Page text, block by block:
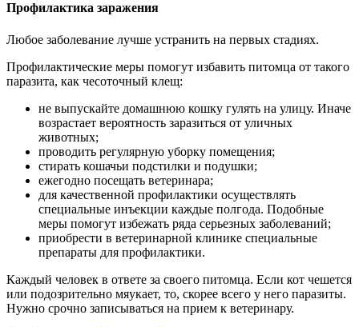
Профилактика заражения
Любое заболевание лучше устранить на первых стадиях.
Профилактические меры помогут избавить питомца от такого
паразита, как чесоточный клещ:
не выпускайте домашнюю кошку гулять на улицу. Иначе
возрастает вероятность заразиться от уличных
животных;
проводить регулярную уборку помещения;
стирать кошачьи подстилки и подушки;
ежегодно посещать ветеринара;
для качественной профилактики осуществлять
специальные инъекции каждые полгода. Подобные
меры помогут избежать ряда серьезных заболеваний;
приобрести в ветеринарной клинике специальные
препараты для профилактики.
Каждый человек в ответе за своего питомца. Если кот чешется
или подозрительно мяукает, то, скорее всего у него паразиты.
Нужно срочно записываться на прием к ветеринару.